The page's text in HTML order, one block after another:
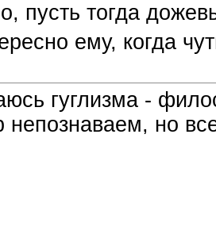
пусть тогда
ему, когда
гуглизма -
непознаваем, но